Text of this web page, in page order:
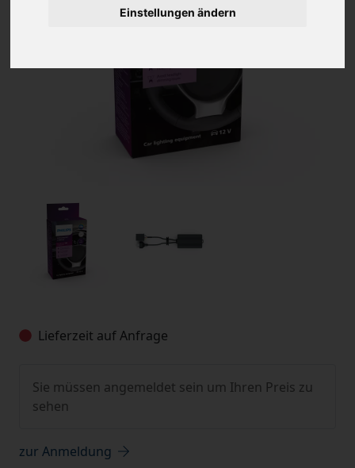
Einstellungen ändern
Lieferzeit auf Anfrage
Sie müssen angemeldet sein um Ihren Preis zu
sehen
zur Anmeldung